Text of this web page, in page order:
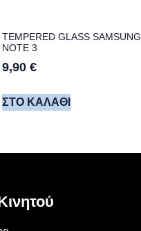
TEMPERED GLASS SAMSUNG
NOTE 3
9,90 €
ΣΤΟ ΚΑΛΆΘΙ